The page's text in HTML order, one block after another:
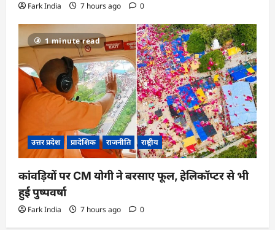
Fark India 7 hours ago 0
1 minute read
उत्तर प्रदेश प्रादेशिक राजनीति राष्ट्रीय
कांवड़ियों पर CM योगी ने बरसाए फूल, हेलिकॉप्टर से भी
हुई पुष्पवर्षा
Fark India 7 hours ago 0